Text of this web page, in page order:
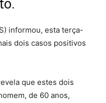
informou, esta terça-
dois casos positivos
que estes dois
de 60 anos,